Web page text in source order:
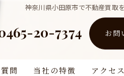
神奈川県小田原市で不動産買取
20-7374 お問
問 当社の特徴 アクセス